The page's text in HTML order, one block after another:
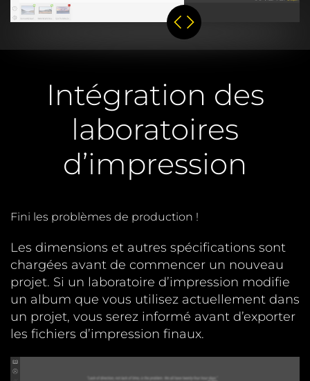
Intégration des
laboratoires
d’impression
Fini les problèmes de production !
Les dimensions et autres spécifications sont
chargées avant de commencer un nouveau
projet. Si un laboratoire d’impression modifie
un album que vous utilisez actuellement dans
un projet, vous serez informé avant d’exporter
les fichiers d’impression finaux.